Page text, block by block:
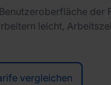
der
leicht,
vergleichen